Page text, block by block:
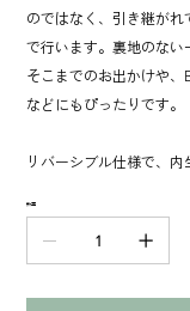
のではなく、引き継が
で行います。裏地のない
そこまでのお出かけや、
などにもぴったりです。
リバーシブル仕様で、内
数量